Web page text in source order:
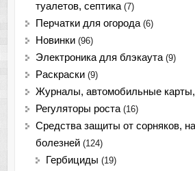
туалетов, септика (7)
Перчатки для огорода (6)
Новинки (96)
Электроника для блэкаута (9)
Раскраски (9)
Журналы, автомобильные карты,
Регуляторы роста (16)
Средства защиты от сорняков,
болезней (124)
Гербициды (19)